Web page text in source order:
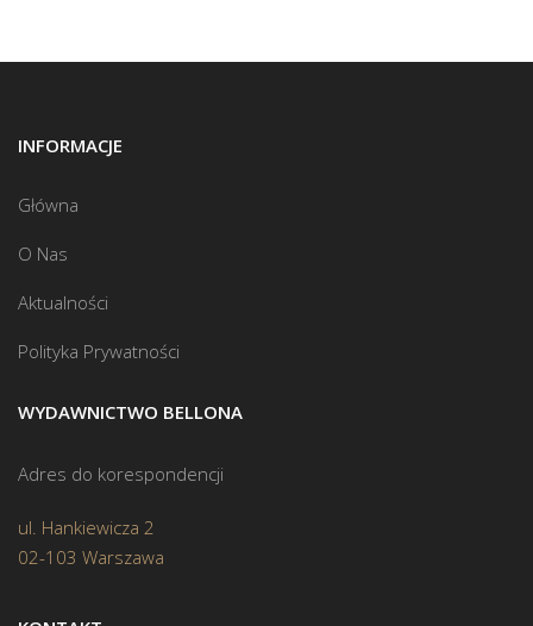
INFORMACJE
Główna
O Nas
Aktualności
Polityka Prywatności
WYDAWNICTWO BELLONA
Adres do korespondencji
ul. Hankiewicza 2
02-103 Warszawa